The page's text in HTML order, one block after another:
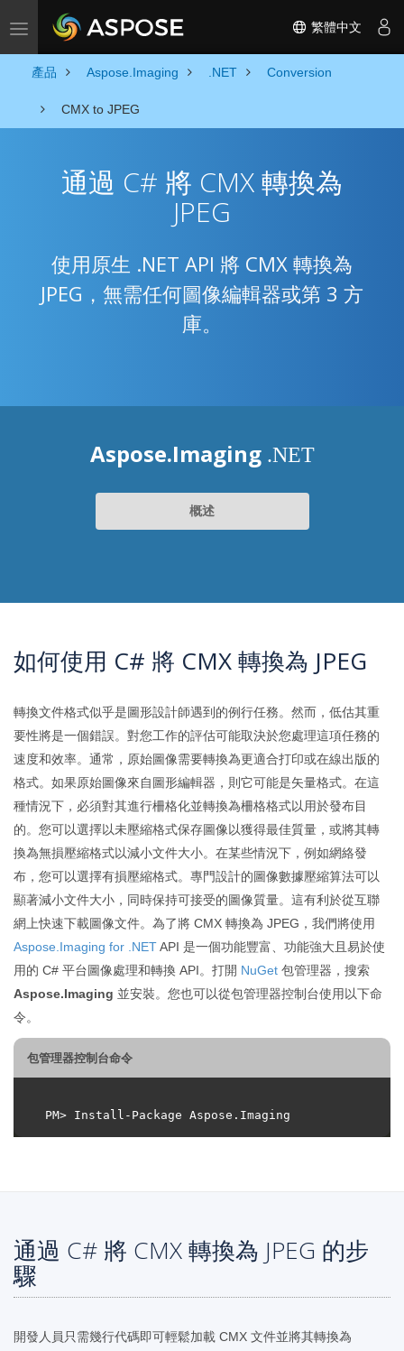
Toggle navigation 繁體中文
產品 Aspose.Imaging .NET Conversion
CMX to JPEG
通過 C# 將 CMX 轉換為
JPEG
使用原生 .NET API 將 CMX 轉換為
JPEG，無需任何圖像編輯器或第 3 方
庫。
Aspose.Imaging .NET
概述
如何使用 C# 將 CMX 轉換為 JPEG
轉換文件格式似乎是圖形設計師遇到的例行任務。然而，低估其重
要性將是一個錯誤。對您工作的評估可能取決於您處理這項任務的
速度和效率。通常，原始圖像需要轉換為更適合打印或在線出版的
格式。如果原始圖像來自圖形編輯器，則它可能是矢量格式。在這
種情況下，必須對其進行柵格化並轉換為柵格格式以用於發布目
的。您可以選擇以未壓縮格式保存圖像以獲得最佳質量，或將其轉
換為無損壓縮格式以減小文件大小。在某些情況下，例如網絡發
布，您可以選擇有損壓縮格式。專門設計的圖像數據壓縮算法可以
顯著減小文件大小，同時保持可接受的圖像質量。這有利於從互聯
網上快速下載圖像文件。為了將 CMX 轉換為 JPEG，我們將使用
Aspose.Imaging for .NETAPI 是一個功能豐富、功能強大且易於使
用的 C# 平台圖像處理和轉換 API。打開 NuGet 包管理器，搜索
Aspose.Imaging 並安裝。您也可以從包管理器控制台使用以下命
令。
包管理器控制台命令
通過 C# 將 CMX 轉換為 JPEG 的步
驟
開發人員只需幾行代碼即可輕鬆加載 CMX 文件並將其轉換為